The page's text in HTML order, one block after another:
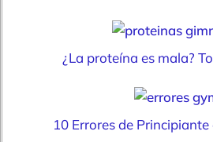
¿La proteína es mala?
10 Errores de